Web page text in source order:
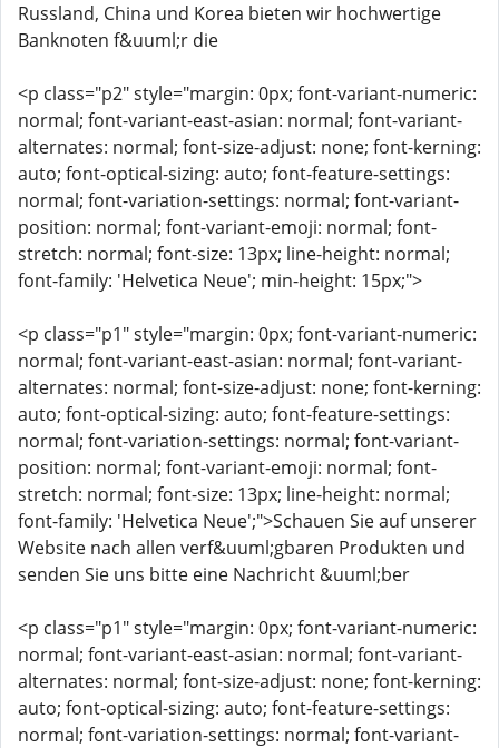
Russland, China und Korea bieten wir hochwertige
Banknoten f&uuml;r die
<p class="p2" style="margin: 0px; font-variant-numeric:
normal; font-variant-east-asian: normal; font-variant-
alternates: normal; font-size-adjust: none; font-kerning:
auto; font-optical-sizing: auto; font-feature-settings:
normal; font-variation-settings: normal; font-variant-
position: normal; font-variant-emoji: normal; font-
stretch: normal; font-size: 13px; line-height: normal;
font-family: 'Helvetica Neue'; min-height: 15px;">
<p class="p1" style="margin: 0px; font-variant-numeric:
normal; font-variant-east-asian: normal; font-variant-
alternates: normal; font-size-adjust: none; font-kerning:
auto; font-optical-sizing: auto; font-feature-settings:
normal; font-variation-settings: normal; font-variant-
position: normal; font-variant-emoji: normal; font-
stretch: normal; font-size: 13px; line-height: normal;
font-family: 'Helvetica Neue';">Schauen Sie auf unserer
Website nach allen verf&uuml;gbaren Produkten und
senden Sie uns bitte eine Nachricht &uuml;ber
<p class="p1" style="margin: 0px; font-variant-numeric:
normal; font-variant-east-asian: normal; font-variant-
alternates: normal; font-size-adjust: none; font-kerning:
auto; font-optical-sizing: auto; font-feature-settings:
normal; font-variation-settings: normal; font-variant-